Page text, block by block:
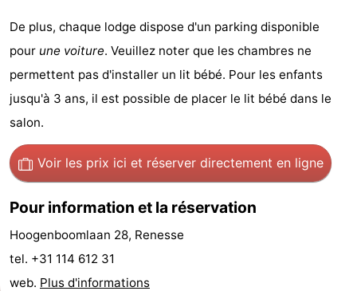
van
Haamstede
minutes
Plages
Voir
et
faire
Lieux
d'intérêt
-
Musées
-
Monuments
-
Moulins
-
Points
Attractions
De plus, chaque lodge dispose d'un parking disponible
pour une voiture. Veuillez noter que les chambres ne
permettent pas d'installer un lit bébé. Pour les enfants
jusqu'à 3 ans, il est possible de placer le lit bébé dans le
salon.
Voir les prix ici et réserver directement en ligne
Pour information et la réservation
Hoogenboomlaan 28, Renesse
tel. +31 114 612 31
web. Plus d'informations